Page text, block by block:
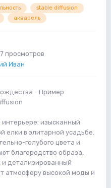
stable diffusion
акварель
просмотров
Иван
- Пример
изысканный
елки в элитарной усадьбе.
голубого цвета и
благородство образа.
и детализированный
атмосферу высокой моды и